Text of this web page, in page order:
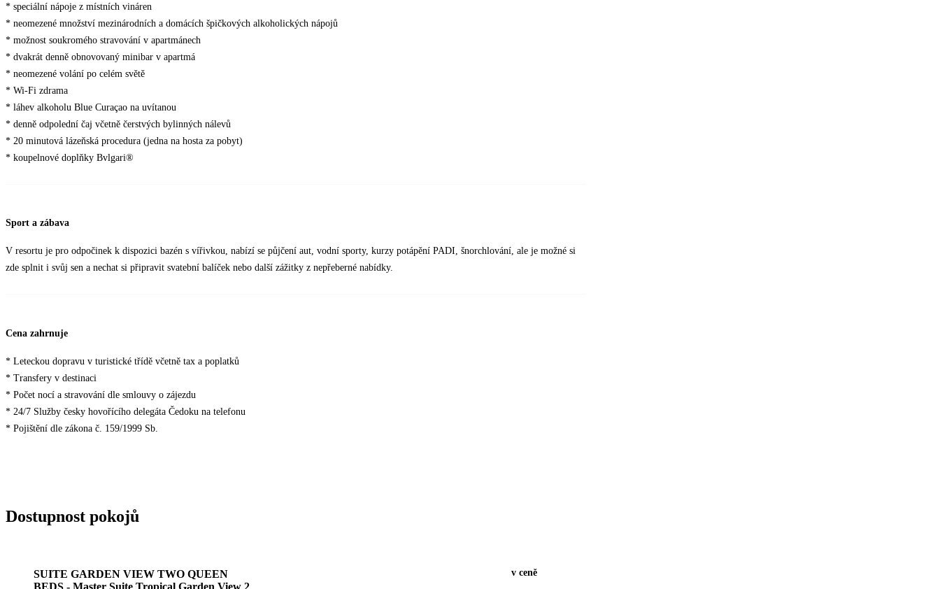
* speciální nápoje z místních vináren
* neomezené množství mezinárodních a domácích špičkových alkoholických nápojů
* možnost soukromého stravování v apartmánech
* dvakrát denně obnovovaný minibar v apartmá
* neomezené volání po celém světě
* Wi-Fi zdrama
* láhev alkoholu Blue Curaçao na uvítanou
* denně odpolední čaj včetně čerstvých bylinných nálevů
* 20 minutová lázeňská procedura (jedna na hosta za pobyt)
* koupelnové doplňky Bvlgari®
Sport a zábava
V resortu je pro odpočinek k dispozici bazén s vířivkou, nabízí se půjčení aut, vodní sporty, kurzy potápění PADI, šnorchlování, ale je možné si
zde splnit i svůj sen a nechat si připravit svatební balíček nebo další zážitky z nepřeberné nabídky.
Cena zahrnuje
* Leteckou dopravu v turistické třídě včetně tax a poplatků
* Transfery v destinaci
* Počet nocí a stravování dle smlouvy o zájezdu
* 24/7 Služby česky hovořícího delegáta Čedoku na telefonu
* Pojištění dle zákona č. 159/1999 Sb.
Dostupnost pokojů
SUITE GARDEN VIEW TWO QUEEN
BEDS - Master Suite Tropical Garden View 2
v ceně